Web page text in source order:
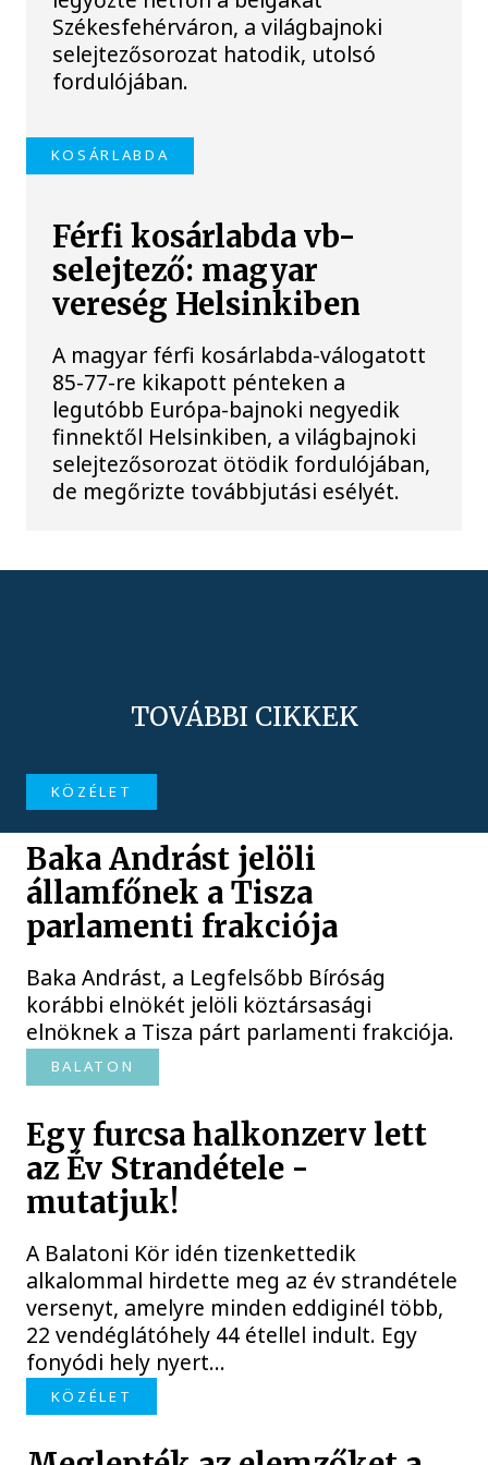
Székesfehérváron, a világbajnoki
selejtezősorozat hatodik, utolsó
fordulójában.
KOSÁRLABDA
Férfi kosárlabda vb-
selejtező: magyar
vereség Helsinkiben
A magyar férfi kosárlabda-válogatott
85-77-re kikapott pénteken a
legutóbb Európa-bajnoki negyedik
finnektől Helsinkiben, a világbajnoki
selejtezősorozat ötödik fordulójában,
de megőrizte továbbjutási esélyét.
TOVÁBBI CIKKEK
KÖZÉLET
Baka Andrást jelöli
államfőnek a Tisza
parlamenti frakciója
Baka Andrást, a Legfelsőbb Bíróság
korábbi elnökét jelöli köztársasági
elnöknek a Tisza párt parlamenti frakciója.
BALATON
Egy furcsa halkonzerv lett
az Év Strandétele -
mutatjuk!
A Balatoni Kör idén tizenkettedik
alkalommal hirdette meg az év strandétele
versenyt, amelyre minden eddiginél több,
22 vendéglátóhely 44 étellel indult. Egy
fonyódi hely nyert...
KÖZÉLET